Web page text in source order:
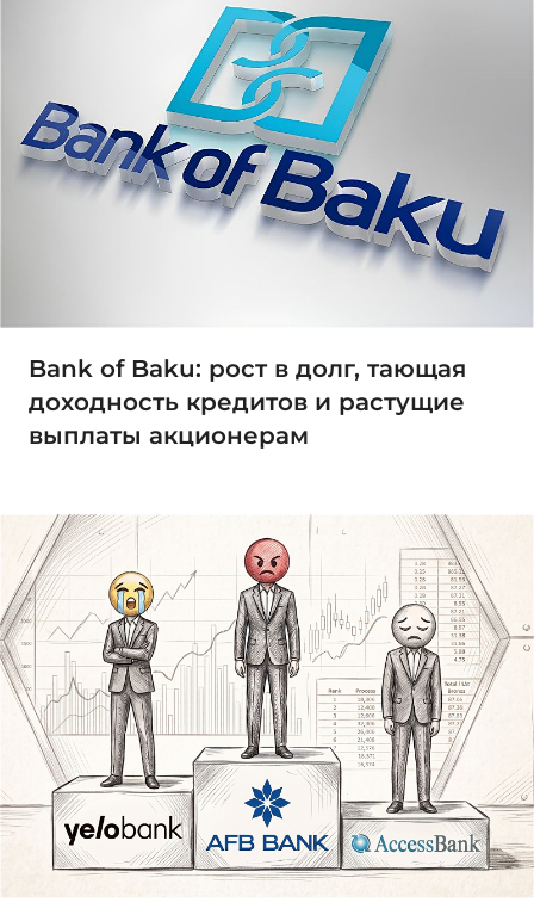
Bank of Baku: рост в долг, тающая
доходность кредитов и растущие
выплаты акционерам